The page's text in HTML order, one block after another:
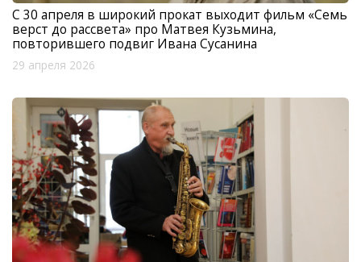
С 30 апреля в широкий прокат выходит фильм «Семь
верст до рассвета» про Матвея Кузьмина,
повторившего подвиг Ивана Сусанина
29 апреля 2026